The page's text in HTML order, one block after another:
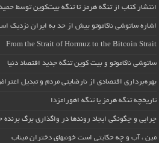
انتشار کتاب از تنگه هرمز تا تنگه بیت‌کوین توسط
اشاره ساتوشی ناکاموتو بیش از حد به ایران نزدیک
From the Strait of Hormuz to the Bitcoin Strait
ساتوشی ناکاموتو و بیت کوین تنگه جدید اقتصاد دنیا
بهره‌برداری اقتصادی از نارضایتی مردم و تبدیل
تاریخچه تنگه هرمز یا تنگه اهورامزدا
چرایی و چگونگی ایجاد روندها در واگذاری برگ برنده
مین ، آب و چه حکایتی است خونبهای دختران میناب